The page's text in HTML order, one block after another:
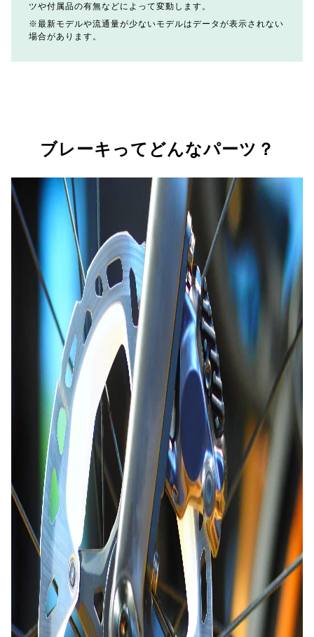
ツや付属品の有無などによって変動します。
最新モデルや流通量が少ないモデルはデータが表示されない
場合があります。
ブレーキってどんなパーツ？